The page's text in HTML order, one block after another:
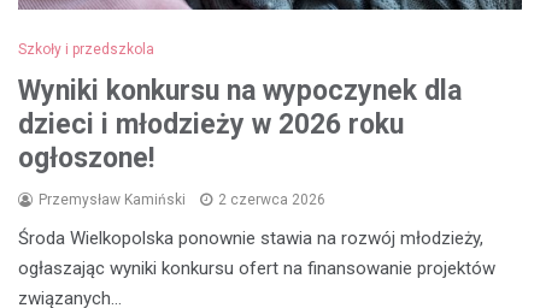
Szkoły i przedszkola
Wyniki konkursu na wypoczynek dla
dzieci i młodzieży w 2026 roku
ogłoszone!
Przemysław Kamiński 2 czerwca 2026
Środa Wielkopolska ponownie stawia na rozwój młodzieży,
ogłaszając wyniki konkursu ofert na finansowanie projektów
związanych…